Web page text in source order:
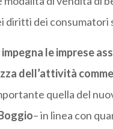
diritti dei consumatori
impegna le imprese
dell’attività
quella del
– in linea con